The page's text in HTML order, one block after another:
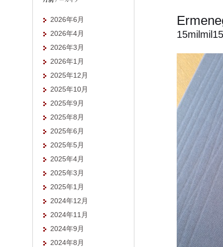
15milmil15
2026年6月
2026年4月
2026年3月
2026年1月
2025年12月
2025年10月
2025年9月
2025年8月
2025年6月
2025年5月
2025年4月
2025年3月
2025年1月
2024年12月
2024年11月
2024年9月
2024年8月